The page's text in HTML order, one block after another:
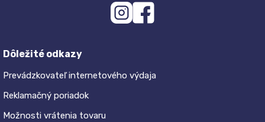
Dôležité odkazy
Prevádzkovateľ internetového výdaja
Reklamačný poriadok
Možnosti vrátenia tovaru